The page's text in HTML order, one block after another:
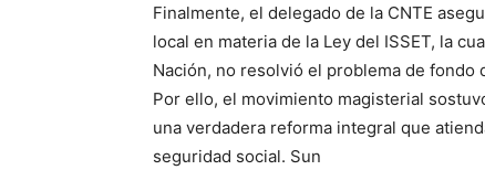
Finalmente, el delegado de la CNTE
local en materia de la Ley del ISSET, la
Nación, no resolvió el problema de fondo
Por ello, el movimiento magisterial
una verdadera reforma integral que
seguridad social. Sun